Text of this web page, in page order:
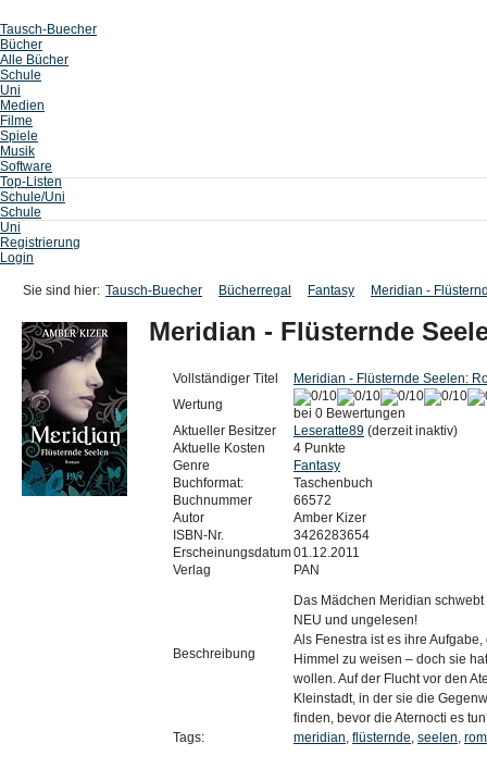
Tausch-Buecher
Bücher
Alle Bücher
Schule
Uni
Medien
Filme
Spiele
Musik
Software
Top-Listen
Schule/Uni
Schule
Uni
Registrierung
Login
Sie sind hier: Tausch-Buecher Bücherregal Fantasy Meridian -
Meridian - Flüsternde
Vollständiger Titel
Meridian - Flüsternde Seelen:
Wertung
bei 0 Bewertungen
Aktueller Besitzer
Leseratte89 (derzeit inaktiv)
Aktuelle Kosten
4 Punkte
Genre
Fantasy
Buchformat:
Taschenbuch
Buchnummer
66572
Autor
Amber Kizer
ISBN-Nr.
3426283654
Erscheinungsdatum01.12.2011
Verlag
PAN
Beschreibung
Das Mädchen Meridian
NEU und ungelesen!
Als Fenestra ist es ihre
Himmel zu weisen – doch sie
wollen. Auf der Flucht vor den
Kleinstadt, in der sie die
finden, bevor die Aternocti es
Tags:
meridian, flüsternde, seelen,